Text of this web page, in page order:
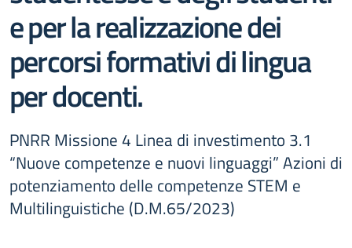
e per la realizzazione dei
percorsi formativi di lingua
per docenti.
PNRR Missione 4 Linea di investimento 3.1
“Nuove competenze e nuovi linguaggi” Azioni di
potenziamento delle competenze STEM e
Multilinguistiche (D.M.65/2023)